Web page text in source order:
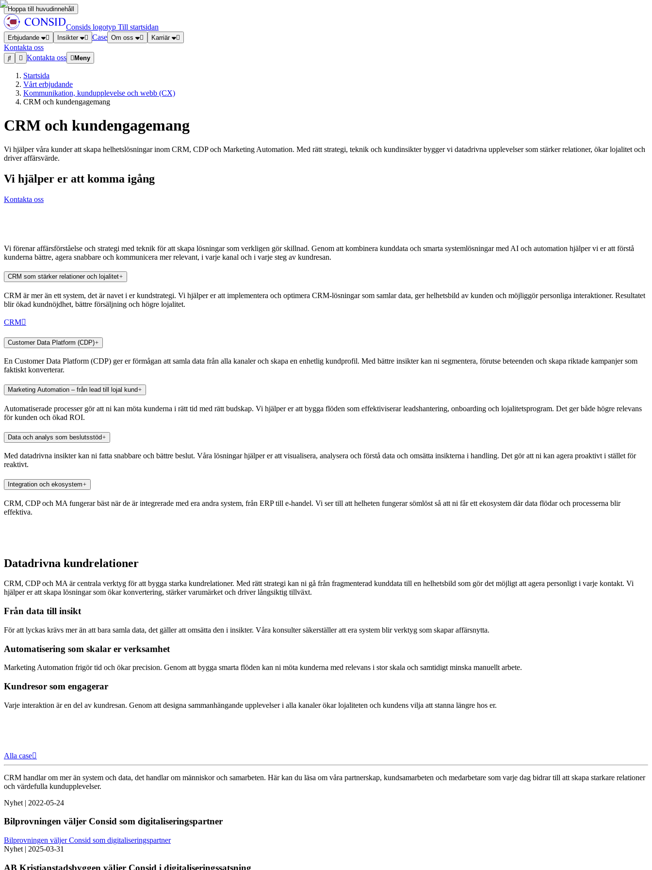
Hoppa till huvudinnehåll
Consids logotyp Till startsidan
Erbjudande Insikter Case Om oss Karriär
Kontakta oss
Kontakta oss
Meny
Startsida
Vårt erbjudande
Kommunikation, kundupplevelse och webb (CX)
CRM och kundengagemang
CRM och kundengagemang
Vi hjälper våra kunder att skapa helhetslösningar inom CRM, CDP och Marketing Automation. Med rätt strategi, teknik och kundinsikter bygger vi datadrivna upplevelser som stärker relationer, ökar lojalitet och
driver affärsvärde.
Vi hjälper er att komma igång
Kontakta oss
Vi förenar affärsförståelse och strategi med teknik för att skapa lösningar som verkligen gör skillnad. Genom att kombinera kunddata och smarta systemlösningar med AI och automation hjälper vi er att förstå
kunderna bättre, agera snabbare och kommunicera mer relevant, i varje kanal och i varje steg av kundresan.
CRM som stärker relationer och lojalitet
CRM är mer än ett system, det är navet i er kundstrategi. Vi hjälper er att implementera och optimera CRM-lösningar som samlar data, ger helhetsbild av kunden och möjliggör personliga interaktioner. Resultatet
blir ökad kundnöjdhet, bättre försäljning och högre lojalitet.
CRM
Customer Data Platform (CDP)
En Customer Data Platform (CDP) ger er förmågan att samla data från alla kanaler och skapa en enhetlig kundprofil. Med bättre insikter kan ni segmentera, förutse beteenden och skapa riktade kampanjer som
faktiskt konverterar.
Marketing Automation – från lead till lojal kund
Automatiserade processer gör att ni kan möta kunderna i rätt tid med rätt budskap. Vi hjälper er att bygga flöden som effektiviserar leadshantering, onboarding och lojalitetsprogram. Det ger både högre relevans
för kunden och ökad ROI.
Data och analys som beslutsstöd
Med datadrivna insikter kan ni fatta snabbare och bättre beslut. Våra lösningar hjälper er att visualisera, analysera och förstå data och omsätta insikterna i handling. Det gör att ni kan agera proaktivt i stället för
reaktivt.
Integration och ekosystem
CRM, CDP och MA fungerar bäst när de är integrerade med era andra system, från ERP till e-handel. Vi ser till att helheten fungerar sömlöst så att ni får ett ekosystem där data flödar och processerna blir
effektiva.
Datadrivna kundrelationer
CRM, CDP och MA är centrala verktyg för att bygga starka kundrelationer. Med rätt strategi kan ni gå från fragmenterad kunddata till en helhetsbild som gör det möjligt att agera personligt i varje kontakt. Vi
hjälper er att skapa lösningar som ökar konvertering, stärker varumärket och driver långsiktig tillväxt.
Från data till insikt
För att lyckas krävs mer än att bara samla data, det gäller att omsätta den i insikter. Våra konsulter säkerställer att era system blir verktyg som skapar affärsnytta.
Automatisering som skalar er verksamhet
Marketing Automation frigör tid och ökar precision. Genom att bygga smarta flöden kan ni möta kunderna med relevans i stor skala och samtidigt minska manuellt arbete.
Kundresor som engagerar
Varje interaktion är en del av kundresan. Genom att designa sammanhängande upplevelser i alla kanaler ökar lojaliteten och kundens vilja att stanna längre hos er.
Alla case
CRM handlar om mer än system och data, det handlar om människor och samarbeten. Här kan du läsa om våra partnerskap, kundsamarbeten och medarbetare som varje dag bidrar till att skapa starkare relationer
och värdefulla kundupplevelser.
Nyhet | 2022-05-24
Bilprovningen väljer Consid som digitaliseringspartner
Bilprovningen väljer Consid som digitaliseringspartner
Nyhet | 2025-03-31
AB Kristianstadsbyggen väljer Consid i digitaliseringssatsning